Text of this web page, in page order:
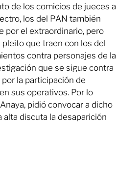
de los comicios de jueces a
los del PAN también
por el extraordinario, pero
pleito que traen con los del
contra personajes de la
que se sigue contra
la participación de
sus operativos. Por lo
pidió convocar a dicho
alta discuta la desaparición